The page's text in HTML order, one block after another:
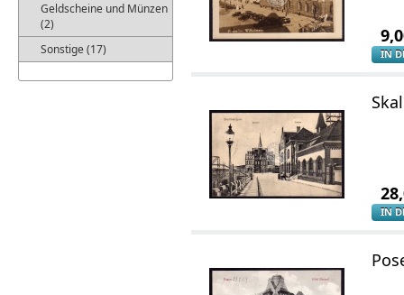
Geldscheine und Münzen
(2)
Sonstige (17)
IN
IN